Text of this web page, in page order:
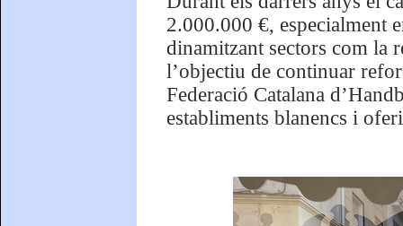
2.000.000 €, especialment
dinamitzant sectors com la
l’objectiu de continuar
Federació Catalana
establiments blanencs i